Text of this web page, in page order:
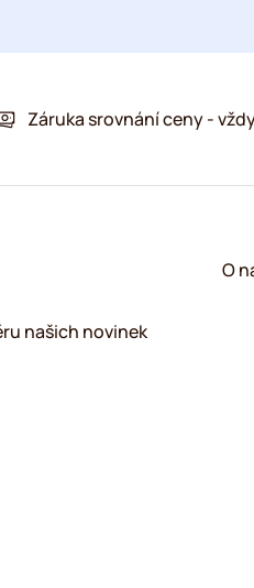
Záruka srovnání ceny -
našich novinek
O